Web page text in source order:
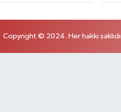
Copyright © 2024. Her hakkı